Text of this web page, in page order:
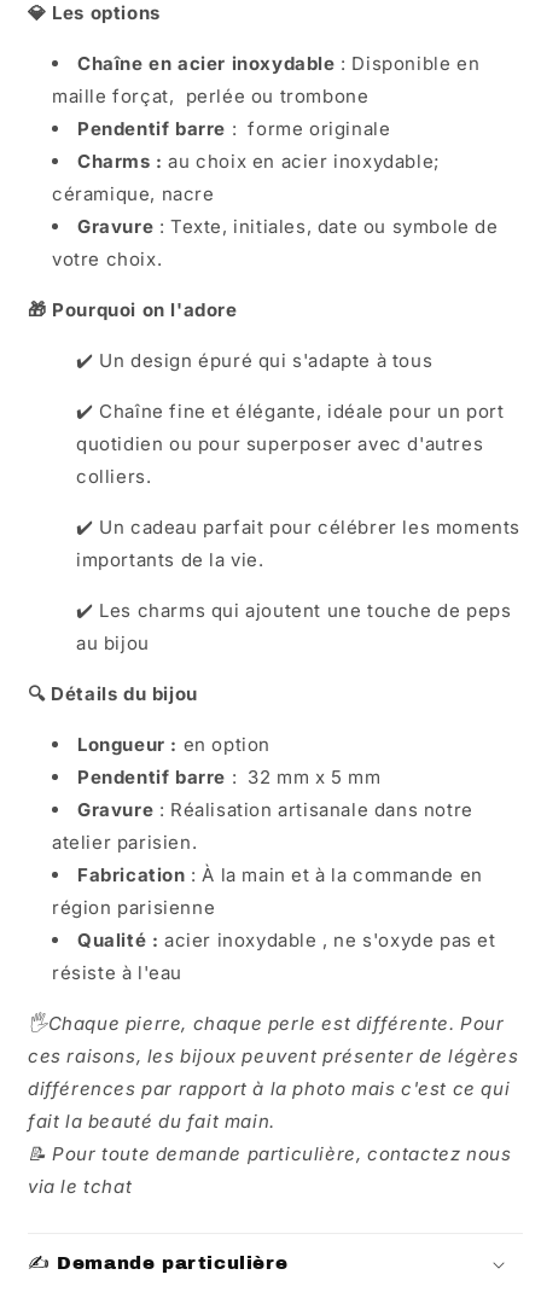
💎 Les options
Chaîne en acier inoxydable : Disponible en
maille forçat, perlée ou trombone
Pendentif barre : forme originale
Charms :au choix en acier inoxydable;
céramique, nacre
Gravure :Texte, initiales, date ou symbole de
votre choix.
🎁 Pourquoi on l'adore
✔️ Un design épuré qui s'adapte à tous
✔️ Chaîne fine et élégante, idéale pour un port
quotidien ou pour superposer avec d'autres
colliers.
✔️ Un cadeau parfait pour célébrer les moments
importants de la vie.
✔️ Les charms qui ajoutent une touche de peps
au bijou
🔍 Détails du bijou
Longueur : en option
Pendentif barre : 32 mm x 5 mm
Gravure : Réalisation artisanale dans notre
atelier parisien.
Fabrication :À la main et à la commande en
région parisienne
Qualité : acier inoxydable , ne s'oxyde pas et
résiste à l'eau
🖐️Chaque pierre, chaque perle est différente. Pour
ces raisons, les bijoux peuvent présenter de légères
différences par rapport à la photo mais c'est ce qui
fait la beauté du fait main.
📝 Pour toute demande particulière, contactez nous
via le tchat
✍️ Demande particulière